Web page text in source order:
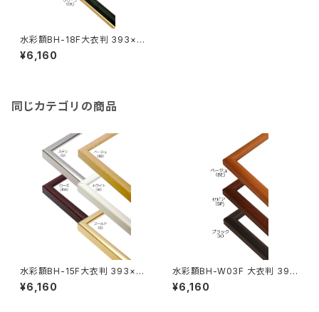
水彩額BH-18F大衣判 393×5
08ミリ
¥6,160
同じカテゴリの商品
水彩額BH-15F大衣判 393×5
08ミリ
¥6,160
水彩額BH-W03F 大衣判 393
×508ミリ
¥6,160